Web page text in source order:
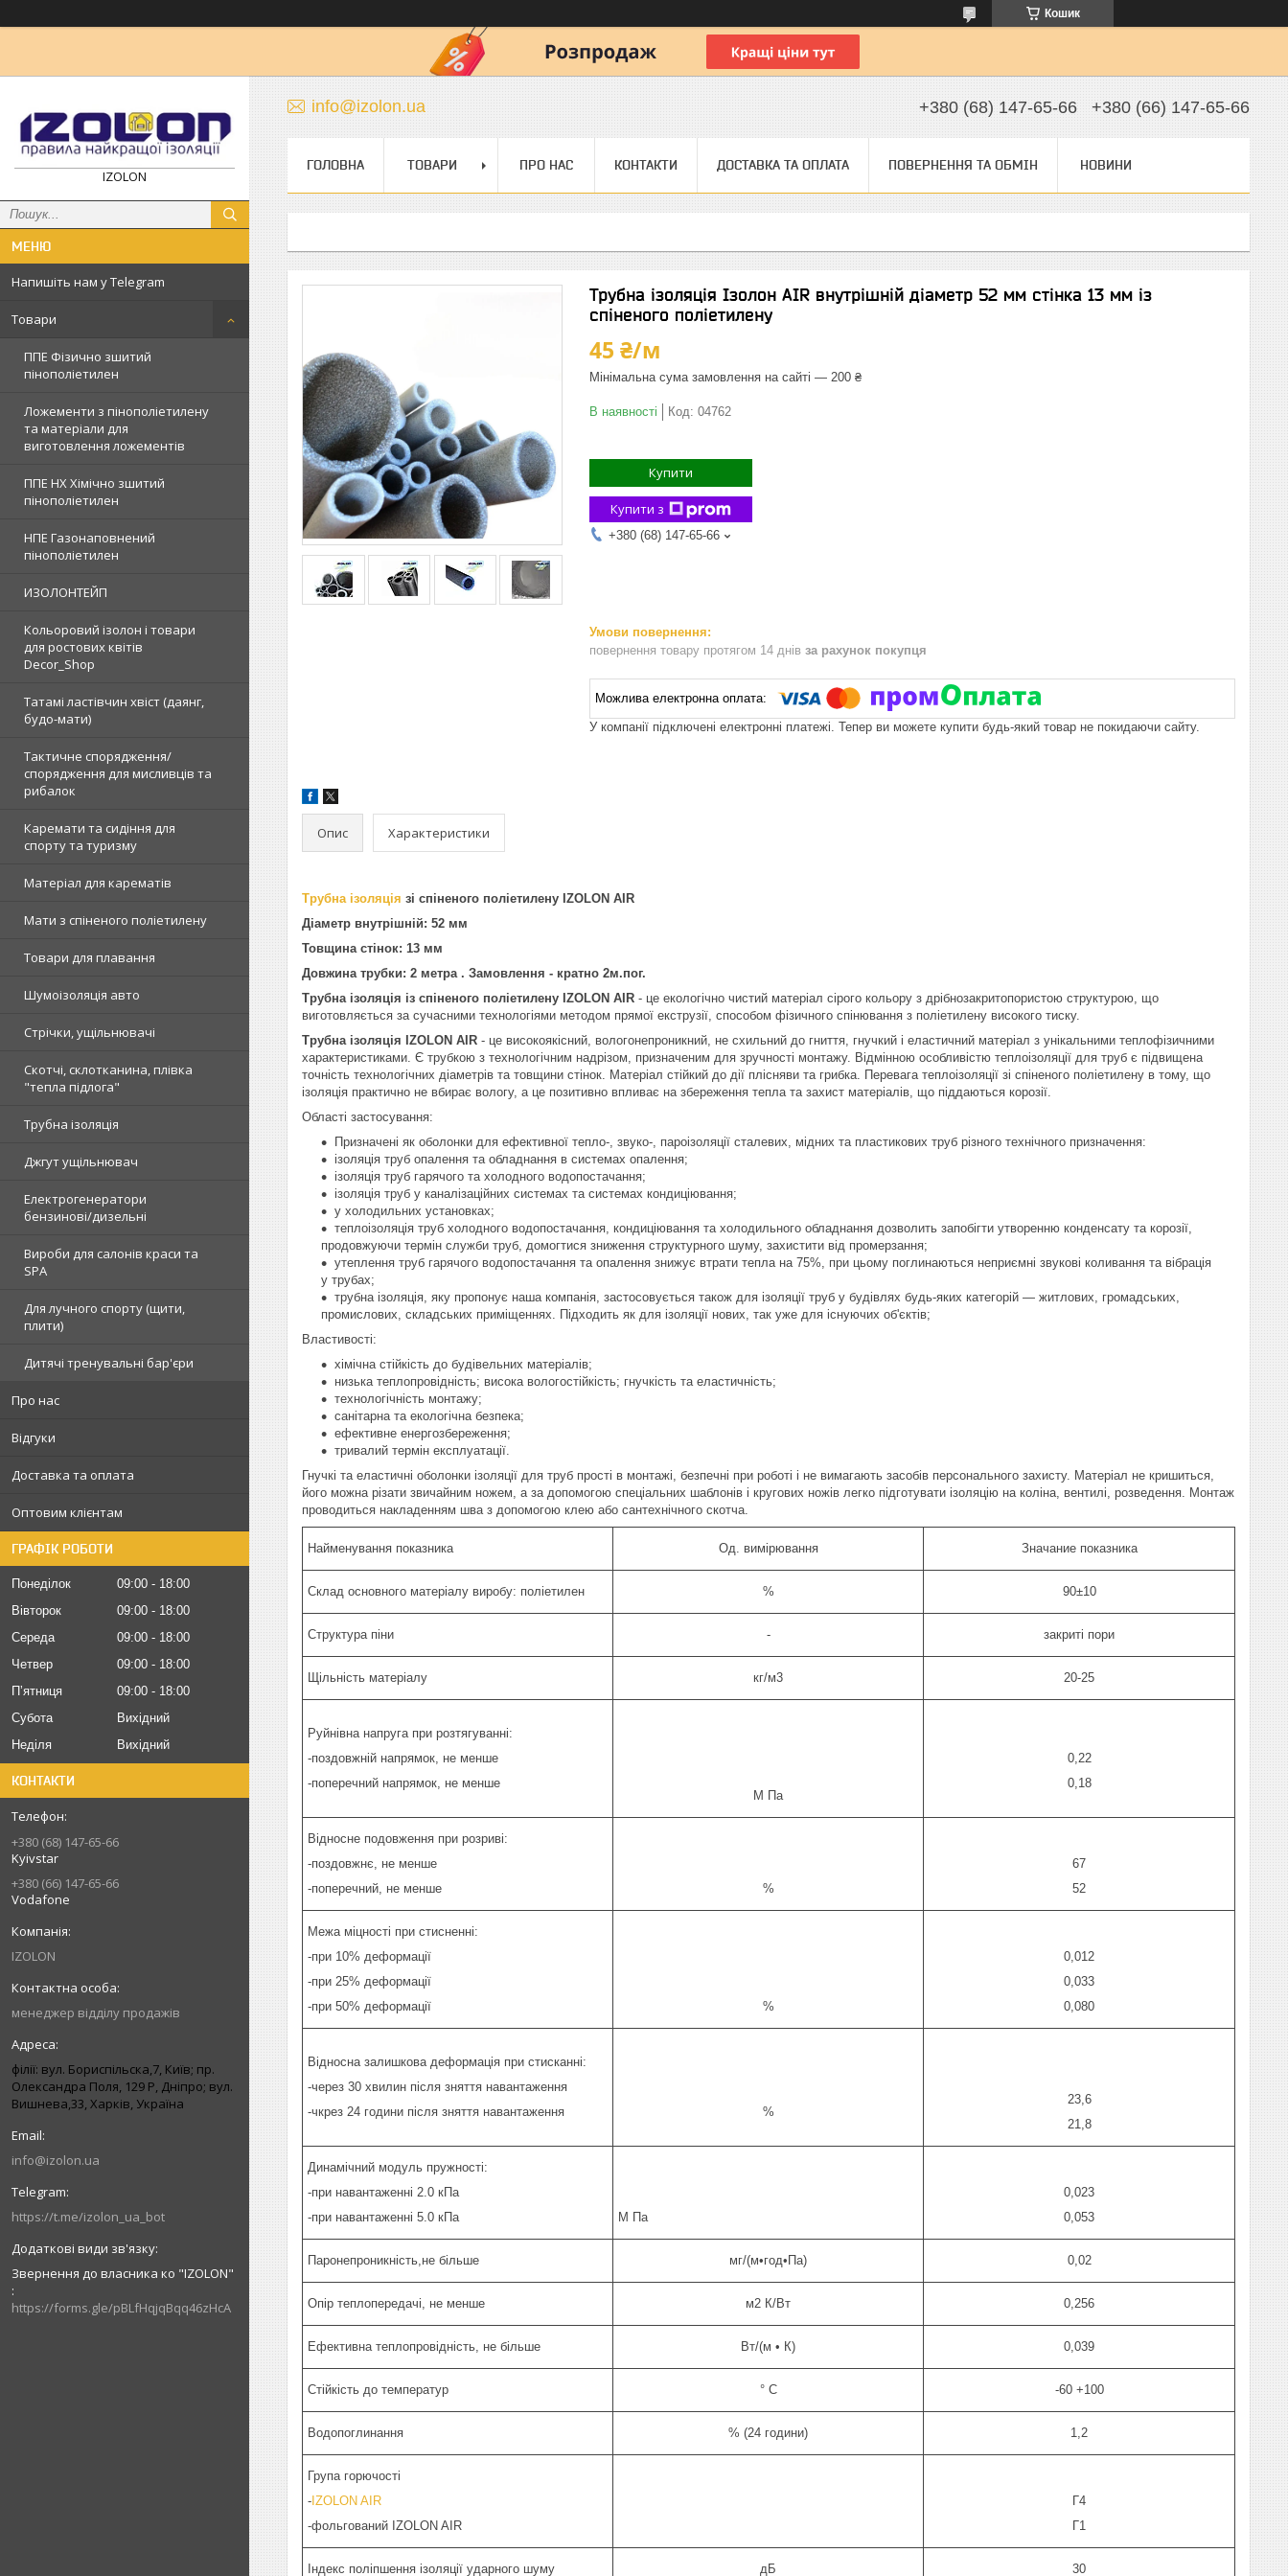
Кошик
IZOLON
Напишіть нам у Telegram
Товари
ППЕ Фізично зшитий
пінополіетилен
Ложементи з пінополіетилену
та матеріали для
виготовлення ложементів
ППЕ НХ Хімічно зшитий
пінополіетилен
НПЕ Газонаповнений
пінополіетилен
ИЗОЛОНТЕЙП
Кольоровий ізолон і товари
для ростових квітів
Decor_Shop
Татамі ластівчин хвіст (даянг,
будо-мати)
Тактичне спорядження/
спорядження для мисливців та
рибалок
Каремати та сидіння для
спорту та туризму
Матеріал для карематів
Мати з спіненого поліетилену
Товари для плавання
Шумоізоляція авто
Стрічки, ущільнювачі
Скотчі, склотканина, плівка
"тепла підлога"
Трубна ізоляція
Джгут ущільнювач
Електрогенератори
бензинові/дизельні
Вироби для салонів краси та
SPA
Для лучного спорту (щити,
плити)
Дитячі тренувальні бар'єри
Про нас
Відгуки
Доставка та оплата
Оптовим клієнтам
ГРАФІК РОБОТИ
Понеділок 09:00
18:00
Вівторок
09:00
18:00
Середа
09:00
18:00
Четвер
09:00
18:00
Пʼятниця
09:00
18:00
Субота
Вихідний
Неділя
Вихідний
КОНТАКТИ
+380 (68) 147-65-66
Kyivstar
+380 (66) 147-65-66
Vodafone
IZOLON
менеджер відділу продажів
філії: вул. Бориcпільска,7, Київ; пр.
Олександра Поля, 129 Р, Дніпро; вул.
Вишнева,33, Харків, Україна
info@izolon.ua
https://t.me/izolon_ua_bot
Звернення до власника ко "IZOLON"
https://forms.gle/pBLfHqjqBqq46zHcA
info@izolon.ua +380 (68) 147-65-66 +380 (66) 147-65-66
ГОЛОВНА ТОВАРИ ПРО НАС КОНТАКТИ ДОСТАВКА ТА ОПЛАТА ПОВЕРНЕННЯ ТА ОБМІН НОВИНИ
Трубна ізоляція Ізолон AIR внутрішній діаметр 52 мм стінка 13 мм із
спіненого поліетилену
45 ₴/м
Мінімальна сума замовлення на сайті — 200 ₴
В наявності Код: 04762
Купити
Купити з
+380 (68) 147-65-66
повернення товару протягом 14 днів за рахунок покупця
У компанії підключені електронні платежі. Тепер ви можете купити будь-який товар не покидаючи сайту.
Опис Характеристики
Трубна ізоляція зі спіненого поліетилену IZOLON AIR
Діаметр внутрішній: 52 мм
Товщина стінок: 13 мм
Довжина трубки: 2 метра . Замовлення - кратно 2м.пог.
Трубна ізоляція із спіненого поліетилену IZOLON AIR - це екологічно чистий матеріал сірого кольору з дрібнозакритопористою структурою, що
виготовляється за сучасними технологіями методом прямої екструзії, способом фізичного спінювання з поліетилену високого тиску.
Трубна ізоляція IZOLON AIR - це високоякісний, вологонепроникний, не схильний до гниття, гнучкий і еластичний матеріал з унікальними теплофізичними
характеристиками. Є трубкою з технологічним надрізом, призначеним для зручності монтажу. Відмінною особливістю теплоізоляції для труб є підвищена
точність технологічних діаметрів та товщини стінок. Матеріал стійкий до дії плісняви ​​та грибка. Перевага теплоізоляції зі спіненого поліетилену в тому, що
ізоляція практично не вбирає вологу, а це позитивно впливає на збереження тепла та захист матеріалів, що піддаються корозії.
Області застосування:
Призначені як оболонки для ефективної тепло-, звуко-, пароізоляції сталевих, мідних та пластикових труб різного технічного призначення:
ізоляція труб опалення та обладнання в системах опалення;
ізоляція труб гарячого та холодного водопостачання;
ізоляція труб у каналізаційних системах та системах кондиціювання;
у холодильних установках;
теплоізоляція труб холодного водопостачання, кондиціювання та холодильного обладнання дозволить запобігти утворенню конденсату та корозії,
продовжуючи термін служби труб, домогтися зниження структурного шуму, захистити від промерзання;
утеплення труб гарячого водопостачання та опалення знижує втрати тепла на 75%, при цьому поглинаються неприємні звукові коливання та вібрація
у трубах;
трубна ізоляція, яку пропонує наша компанія, застосовується також для ізоляції труб у будівлях будь-яких категорій — житлових, громадських,
промислових, складських приміщеннях. Підходить як для ізоляції нових, так уже для існуючих об'єктів;
Властивості:
хімічна стійкість до будівельних матеріалів;
низька теплопровідність; висока вологостійкість; гнучкість та еластичність;
технологічність монтажу;
санітарна та екологічна безпека;
ефективне енергозбереження;
тривалий термін експлуатації.
Гнучкі та еластичні оболонки ізоляції для труб прості в монтажі, безпечні при роботі і не вимагають засобів персонального захисту. Матеріал не кришиться,
його можна різати звичайним ножем, а за допомогою спеціальних шаблонів і кругових ножів легко підготувати ізоляцію на коліна, вентилі, розведення. Монтаж
проводиться накладенням шва з допомогою клею або сантехнічного скотча.
Найменування показника Од. вимірювання Значание показника
Склад основного матеріалу виробу: поліетилен % 90±10
Структура піни - закриті пори
Щільність матеріалу кг/м3 20-25
Руйнівна напруга при розтягуванні:
-поздовжній напрямок, не менше
-поперечний напрямок, не менше
М Па
0,22
0,18
Відносне подовження при розриві:
-поздовжнє, не менше
-поперечний, не менше
%
67
52
Межа міцності при стисненні:
-при 10% деформації
-при 25% деформації
-при 50% деформації
%
0,012
0,033
0,080
Відносна залишкова деформація при стисканні:
-через 30 хвилин після зняття навантаження
-чкрез 24 години після зняття навантаження
%
23,6
21,8
Динамічний модуль пружності:
-при навантаженні 2.0 кПа
-при навантаженні 5.0 кПа
М Па
0,023
0,053
Паронепроникність,не більше мг/(м•год•Па) 0,02
Опір теплопередачі, не менше м2 К/Вт 0,256
Ефективна теплопровідність, не більше Вт/(м • К) 0,039
Стійкість до температур ° C -60 +100
Водопоглинання % (24 години) 1,2
Група горючості
- IZOLON AIR
-фольгований IZOLON AIR
Г4
Г1
Індекс поліпшення ізоляції ударного шуму дБ 30